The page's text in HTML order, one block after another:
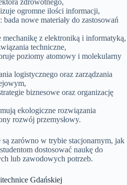
zdrowotnego,
ogromne ilości informacji,
: bada nowe materiały do zastosowań
mechanikę z elektroniką i informatyką,
techniczne,
poziomy atomowy i molekularny
logistycznego oraz zarządzania
biznesowe oraz organizację
ekologiczne rozwiązania
rozwój przemysłowy.
zarówno w trybie stacjonarnym, jak
dostosować naukę do
lub zawodowych potrzeb.
Gdańskiej